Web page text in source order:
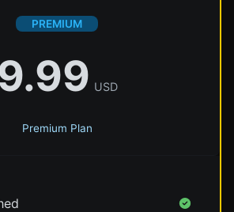
PREMIUM
USD
Premium Plan